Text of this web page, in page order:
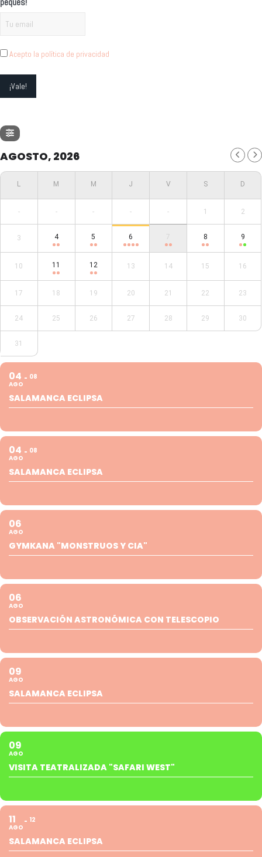
Acepto la política de privacidad
AGOSTO, 2026
- - - - - 1 2
3 4 5 6 7 8 9
10 11 12 13 14 15 16
17 18 19 20 21 22 23
24 25 26 27 28 29 30
31
04
AGO
08
SALAMANCA ECLIPSA
04
AGO
08
SALAMANCA ECLIPSA
06
AGO
GYMKANA "MONSTRUOS Y CIA"
06
AGO
OBSERVACIÓN ASTRONÓMICA CON TELESCOPIO
09
AGO
SALAMANCA ECLIPSA
09
AGO
VISITA TEATRALIZADA "SAFARI WEST"
11
AGO
12
SALAMANCA ECLIPSA